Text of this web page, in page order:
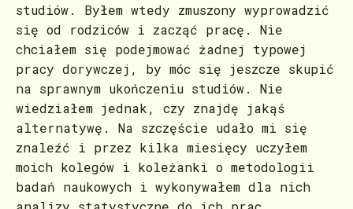
studiów. Byłem wtedy zmuszony wyprowadzić
się od rodziców i zacząć pracę. Nie
chciałem się podejmować żadnej typowej
pracy dorywczej, by móc się jeszcze skupić
na sprawnym ukończeniu studiów. Nie
wiedziałem jednak, czy znajdę jakąś
alternatywę. Na szczęście udało mi się
znaleźć i przez kilka miesięcy uczyłem
moich kolegów i koleżanki o metodologii
badań naukowych i wykonywałem dla nich